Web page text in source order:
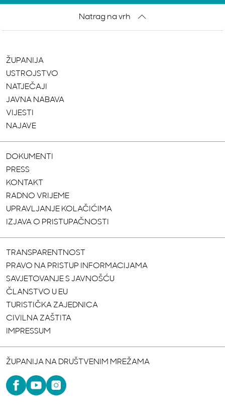
Natrag na vrh
ŽUPANIJA
USTROJSTVO
NATJEČAJI
JAVNA NABAVA
VIJESTI
NAJAVE
DOKUMENTI
PRESS
KONTAKT
RADNO VRIJEME
UPRAVLJANJE KOLAČIĆIMA
IZJAVA O PRISTUPAČNOSTI
TRANSPARENTNOST
PRAVO NA PRISTUP INFORMACIJAMA
SAVJETOVANJE S JAVNOŠĆU
ČLANSTVO U EU
TURISTIČKA ZAJEDNICA
CIVILNA ZAŠTITA
IMPRESSUM
ŽUPANIJA NA DRUŠTVENIM MREŽAMA